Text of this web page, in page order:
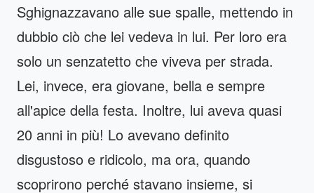
Sghignazzavano alle sue spalle, mettendo in
dubbio ciò che lei vedeva in lui. Per loro era
solo un senzatetto che viveva per strada.
Lei, invece, era giovane, bella e sempre
all'apice della festa. Inoltre, lui aveva quasi
20 anni in più! Lo avevano definito
disgustoso e ridicolo, ma ora, quando
scoprirono perché stavano insieme, si